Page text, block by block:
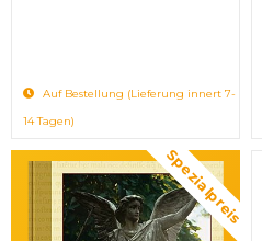
Auf Bestellung (Lieferung innert 7-
14 Tagen)
Spezialpreis